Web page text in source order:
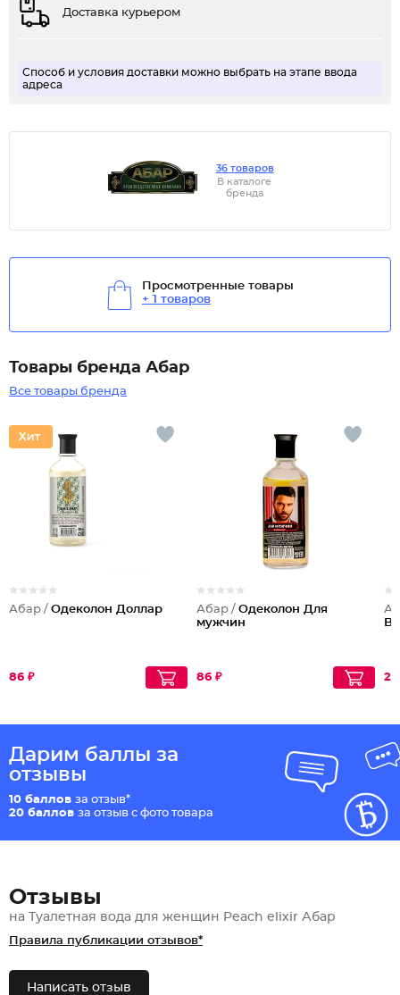
Доставка курьером
Способ и условия доставки можно выбрать на этапе ввода
адреса
36 товаров
В каталоге
бренда
Просмотренные товары
+ 1 товаров
Товары бренда Абар
Все товары бренда
Абар / Одеколон Доллар
86 ₽
Абар / Одеколон Для
мужчин
86 ₽
Дарим баллы за
отзывы
10 баллов за отзыв*
20 баллов за отзыв с фото товара
Отзывы
на Туалетная вода для женщин Peach elixir Абар
Правила публикации отзывов*
Написать отзыв